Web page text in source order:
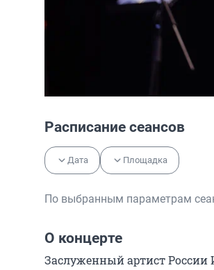
Расписание сеансов
Дата Площадка
По выбранным параметрам
О концерте
Заслуженный артист России